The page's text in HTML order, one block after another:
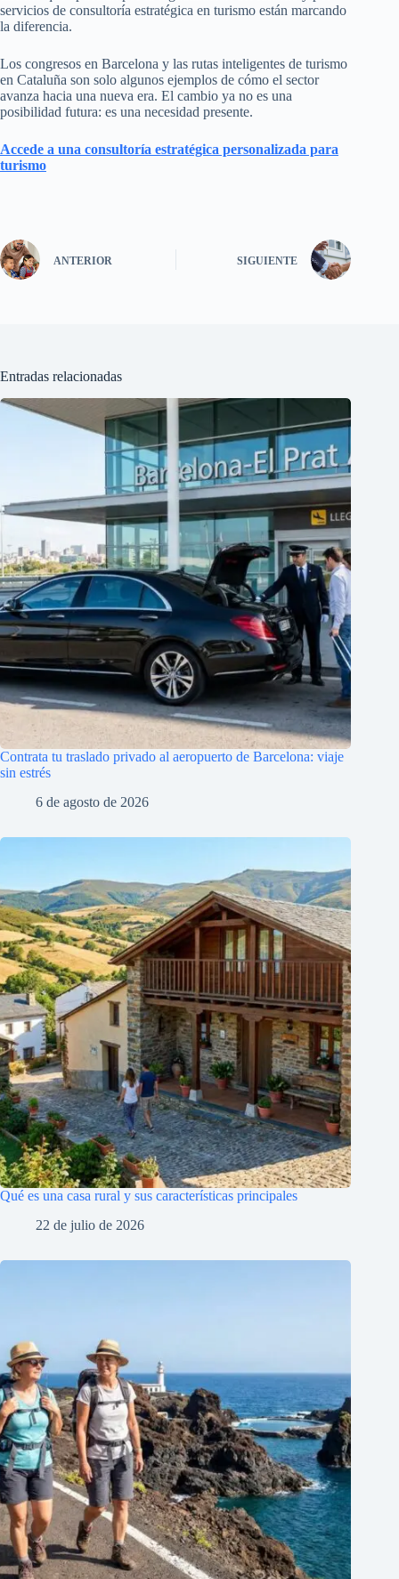
servicios de consultoría estratégica en turismo están marcando
la diferencia.
Los congresos en Barcelona y las rutas inteligentes de turismo
en Cataluña son solo algunos ejemplos de cómo el sector
avanza hacia una nueva era. El cambio ya no es una
posibilidad futura: es una necesidad presente.
Accede a una consultoría estratégica personalizada para
turismo
ANTERIOR SIGUIENTE
Entradas relacionadas
Contrata tu traslado privado al aeropuerto de Barcelona: viaje
sin estrés
6 de agosto de 2026
Qué es una casa rural y sus características principales
22 de julio de 2026